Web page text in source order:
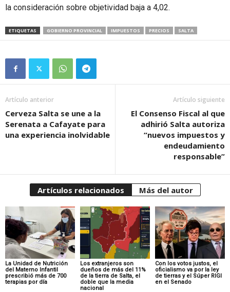
la consideración sobre objetividad baja a 4,02.
ETIQUETAS GOBIERNO PROVINCIAL IMPUESTOS PRECIOS SALTA
Artículo anterior
Cerveza Salta se une a la
Serenata a Cafayate para
una experiencia inolvidable
Artículo siguiente
El Consenso Fiscal al que
adhirió Salta autoriza
“nuevos impuestos y
endeudamiento
responsable”
Artículos relacionados Más del autor
La Unidad de Nutrición
del Materno Infantil
prescribió más de 700
terapias por día
Los extranjeros son
dueños de más del 11%
de la tierra de Salta, el
doble que la media
nacional
Con los votos justos, el
oficialismo va por la ley
de tierras y el Súper RIGI
en el Senado